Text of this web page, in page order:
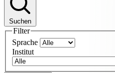
Suchen
Filter
Sprache
Institut